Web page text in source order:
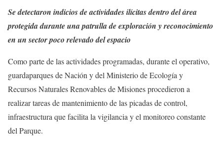
Se detectaron indicios de actividades ilícitas dentro del área
protegida durante una patrulla de exploración y reconocimiento
en un sector poco relevado del espacio
Como parte de las actividades programadas, durante el operativo,
guardaparques de Nación y del Ministerio de Ecología y
Recursos Naturales Renovables de Misiones procedieron a
realizar tareas de mantenimiento de las picadas de control,
infraestructura que facilita la vigilancia y el monitoreo constante
del Parque.